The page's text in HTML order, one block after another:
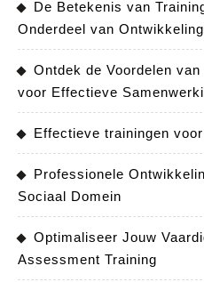
De Betekenis van
Onderdeel van Ontwikkeling
Ontdek de Voordelen
voor Effectieve
Effectieve trainingen
Professionele
Sociaal Domein
Optimaliseer Jouw
Assessment Training